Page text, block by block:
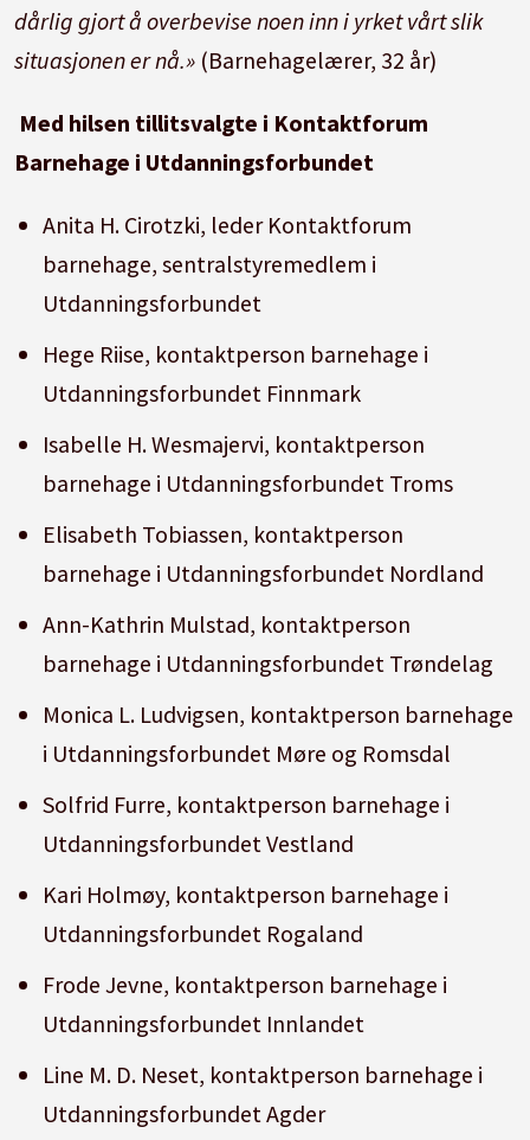
dårlig gjort å overbevise noen inn i yrket vårt slik
situasjonen er nå.» (Barnehagelærer, 32 år)
Med hilsen tillitsvalgte i Kontaktforum
Barnehage i Utdanningsforbundet
Anita H. Cirotzki, leder Kontaktforum
barnehage, sentralstyremedlem i
Utdanningsforbundet
Hege Riise, kontaktperson barnehage i
Utdanningsforbundet Finnmark
Isabelle H. Wesmajervi, kontaktperson
barnehage i Utdanningsforbundet Troms
Elisabeth Tobiassen, kontaktperson
barnehage i Utdanningsforbundet Nordland
Ann-Kathrin Mulstad, kontaktperson
barnehage i Utdanningsforbundet Trøndelag
Monica L. Ludvigsen, kontaktperson barnehage
i Utdanningsforbundet Møre og Romsdal
Solfrid Furre, kontaktperson barnehage i
Utdanningsforbundet Vestland
Kari Holmøy, kontaktperson barnehage i
Utdanningsforbundet Rogaland
Frode Jevne, kontaktperson barnehage i
Utdanningsforbundet Innlandet
Line M. D. Neset, kontaktperson barnehage i
Utdanningsforbundet Agder